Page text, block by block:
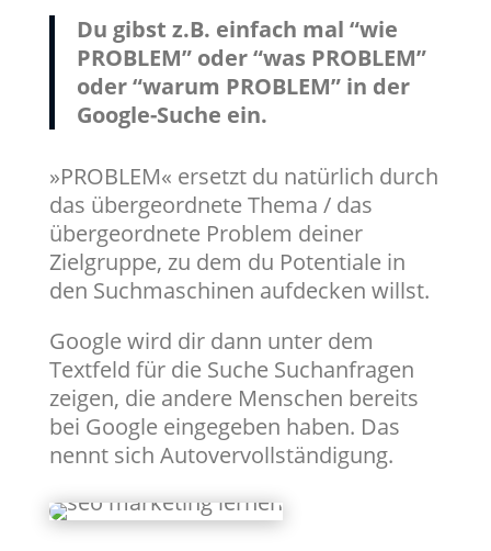
Du gibst z.B. einfach mal “wie
PROBLEM” oder “was PROBLEM”
oder “warum PROBLEM” in der
Google-Suche ein.
»PROBLEM« ersetzt du natürlich durch
das übergeordnete Thema / das
übergeordnete Problem deiner
Zielgruppe, zu dem du Potentiale in
den Suchmaschinen aufdecken willst.
Google wird dir dann unter dem
Textfeld für die Suche Suchanfragen
zeigen, die andere Menschen bereits
bei Google eingegeben haben. Das
nennt sich Autovervollständigung.